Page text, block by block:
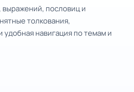
пословиц и
толкования,
навигация по темам и